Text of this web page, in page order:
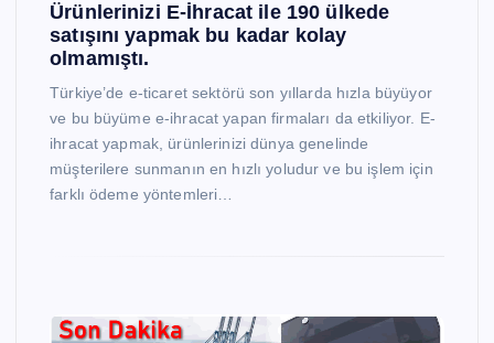
Ürünlerinizi E-İhracat ile 190 ülkede
satışını yapmak bu kadar kolay
olmamıştı.
Türkiye’de e-ticaret sektörü son yıllarda hızla büyüyor
ve bu büyüme e-ihracat yapan firmaları da etkiliyor. E-
ihracat yapmak, ürünlerinizi dünya genelinde
müşterilere sunmanın en hızlı yoludur ve bu işlem için
farklı ödeme yöntemleri…